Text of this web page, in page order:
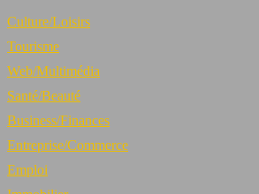
Culture/Loisirs
Tourisme
Web/Multimédia
Santé/Beauté
Business/Finances
Entreprise/Commerce
Emploi